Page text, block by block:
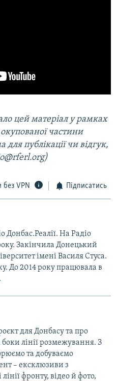
цей матеріал у рамках
частини
публікації чи відгук,
без VPN Підписатись
Донбас.Реалії. На Радіо
Закінчила Донецький
імені Василя Стуса.
До 2014 року працювала в
для Донбасу та про
лінії розмежування. З
та добуваємо
– ексклюзиви з
фронту, відео й фото,